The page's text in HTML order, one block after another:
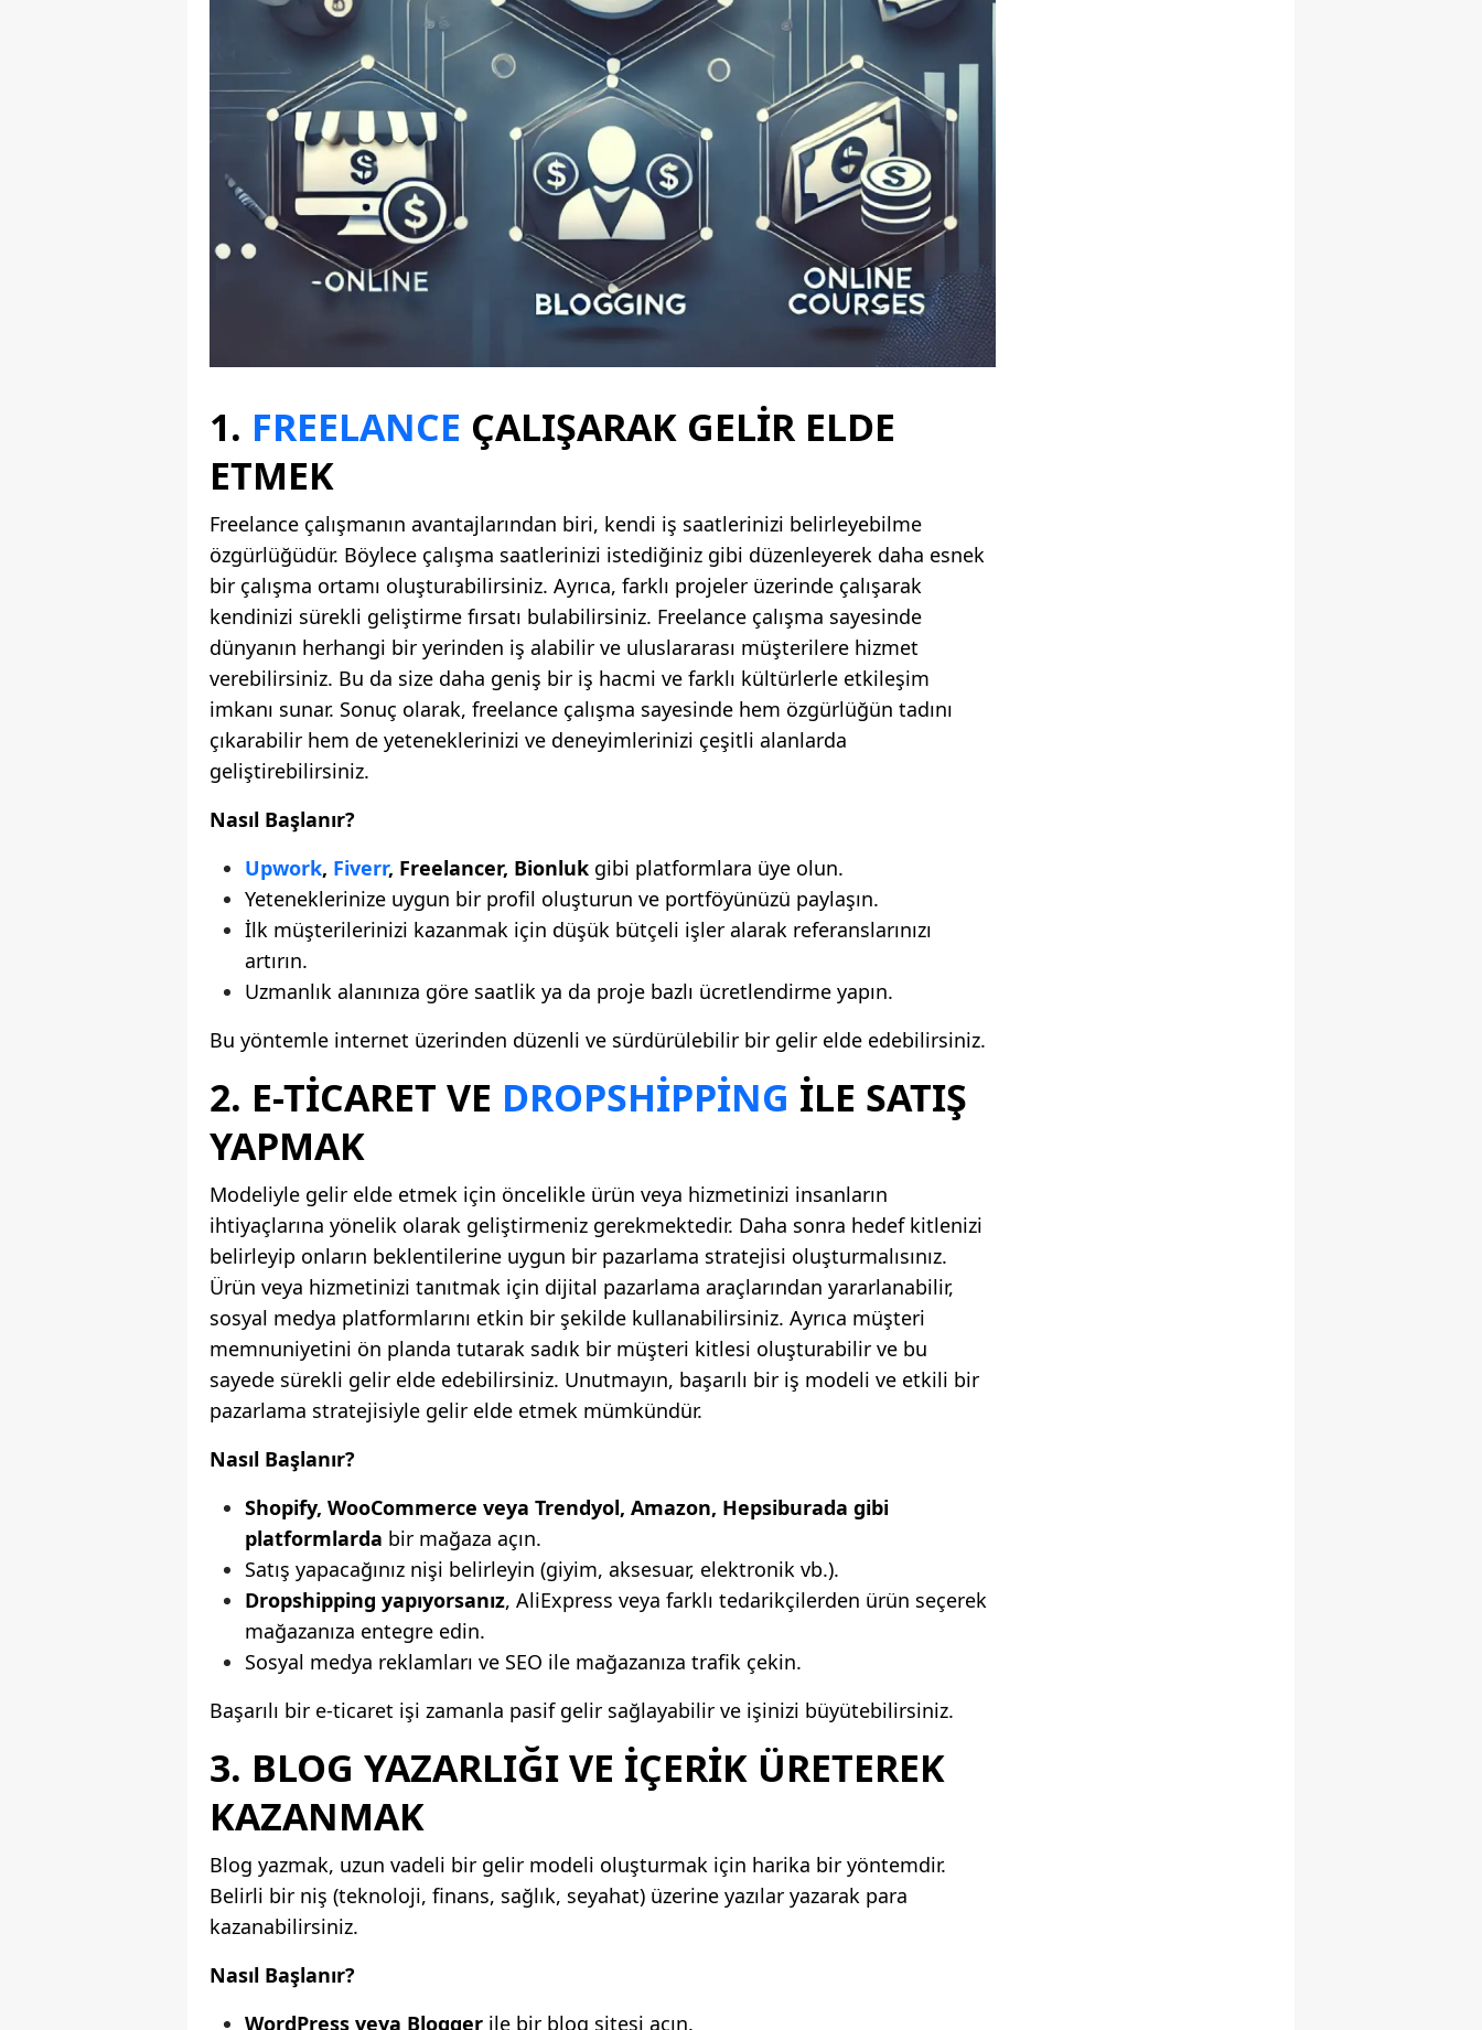
1. FREELANCE ÇALIŞARAK GELIR ELDE
ETMEK
Freelance çalışmanın avantajlarından biri, kendi iş saatlerinizi belirleyebilme
özgürlüğüdür. Böylece çalışma saatlerinizi istediğiniz gibi düzenleyerek daha esnek
bir çalışma ortamı oluşturabilirsiniz. Ayrıca, farklı projeler üzerinde çalışarak
kendinizi sürekli geliştirme fırsatı bulabilirsiniz. Freelance çalışma sayesinde
dünyanın herhangi bir yerinden iş alabilir ve uluslararası müşterilere hizmet
verebilirsiniz. Bu da size daha geniş bir iş hacmi ve farklı kültürlerle etkileşim
imkanı sunar. Sonuç olarak, freelance çalışma sayesinde hem özgürlüğün tadını
çıkarabilir hem de yeteneklerinizi ve deneyimlerinizi çeşitli alanlarda
geliştirebilirsiniz.
Nasıl Başlanır?
Upwork, Fiverr, Freelancer, Bionluk gibi platformlara üye olun.
Yeteneklerinize uygun bir profil oluşturun ve portföyünüzü paylaşın.
İlk müşterilerinizi kazanmak için düşük bütçeli işler alarak referanslarınızı
artırın.
Uzmanlık alanınıza göre saatlik ya da proje bazlı ücretlendirme yapın.
Bu yöntemle internet üzerinden düzenli ve sürdürülebilir bir gelir elde edebilirsiniz.
2. E-TICARET VE DROPSHIPPING ILE SATIŞ
YAPMAK
Modeliyle gelir elde etmek için öncelikle ürün veya hizmetinizi insanların
ihtiyaçlarına yönelik olarak geliştirmeniz gerekmektedir. Daha sonra hedef kitlenizi
belirleyip onların beklentilerine uygun bir pazarlama stratejisi oluşturmalısınız.
Ürün veya hizmetinizi tanıtmak için dijital pazarlama araçlarından yararlanabilir,
sosyal medya platformlarını etkin bir şekilde kullanabilirsiniz. Ayrıca müşteri
memnuniyetini ön planda tutarak sadık bir müşteri kitlesi oluşturabilir ve bu
sayede sürekli gelir elde edebilirsiniz. Unutmayın, başarılı bir iş modeli ve etkili bir
pazarlama stratejisiyle gelir elde etmek mümkündür.
Nasıl Başlanır?
Shopify, WooCommerce veya Trendyol, Amazon, Hepsiburada gibi
platformlarda bir mağaza açın.
Satış yapacağınız nişi belirleyin (giyim, aksesuar, elektronik vb.).
Dropshipping yapıyorsanız, AliExpress veya farklı tedarikçilerden ürün seçerek
mağazanıza entegre edin.
Sosyal medya reklamları ve SEO ile mağazanıza trafik çekin.
Başarılı bir e-ticaret işi zamanla pasif gelir sağlayabilir ve işinizi büyütebilirsiniz.
3. BLOG YAZARLIĞI VE İÇERIK ÜRETEREK
KAZANMAK
Blog yazmak, uzun vadeli bir gelir modeli oluşturmak için harika bir yöntemdir.
Belirli bir niş (teknoloji, finans, sağlık, seyahat) üzerine yazılar yazarak para
kazanabilirsiniz.
Nasıl Başlanır?
WordPress veya Blogger ile bir blog sitesi açın.